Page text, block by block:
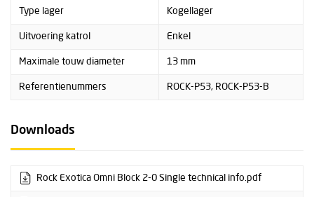
Type lager Kogellager
Uitvoering katrol Enkel
Maximale touw diameter 13 mm
Referentienummers ROCK-P53, ROCK-P53-B
Downloads
Rock Exotica Omni Block 2-0 Single technical info.pdf